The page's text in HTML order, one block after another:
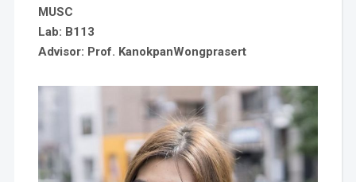
MUSC
Lab: B113
Advisor: Prof. KanokpanWongprasert